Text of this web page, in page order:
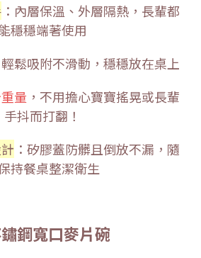
：內層保溫、外層隔熱，長輩都
穩穩端著使用
輕鬆吸附不滑動，穩穩放在桌上
量 ，不用擔心寶寶搖晃或長輩
手抖而打翻！
：矽膠蓋防髒且倒放不漏，隨
持餐桌整潔衛生
鏽鋼寬口麥片碗